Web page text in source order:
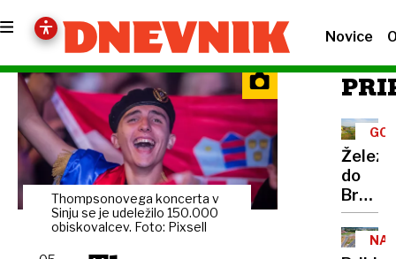
Novice
Thompsonovega koncerta v
Sinju se je udeležilo 150.000
obiskovalcev. Foto: Pixsell
do
Brnika
še
ne bi
gradili,